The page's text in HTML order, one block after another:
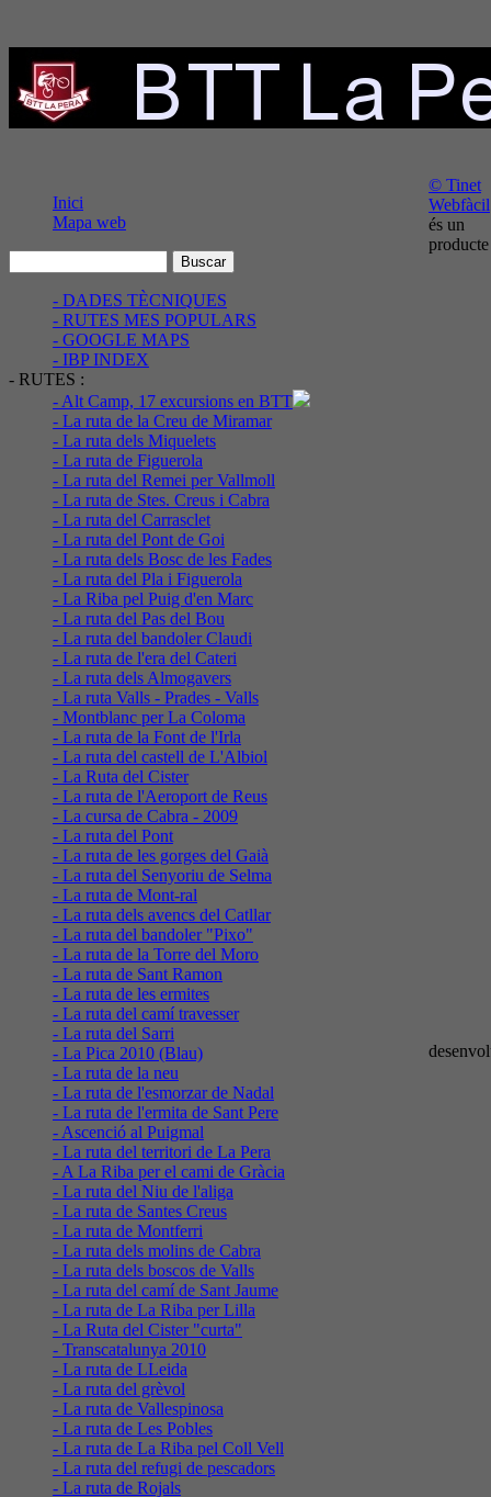
Inici
Mapa web
- DADES TÈCNIQUES
- RUTES MES POPULARS
- GOOGLE MAPS
- IBP INDEX
- RUTES :
- Alt Camp, 17 excursions en BTT
- La ruta de la Creu de Miramar
- La ruta dels Miquelets
- La ruta de Figuerola
- La ruta del Remei per Vallmoll
- La ruta de Stes. Creus i Cabra
- La ruta del Carrasclet
- La ruta del Pont de Goi
- La ruta dels Bosc de les Fades
- La ruta del Pla i Figuerola
- La Riba pel Puig d'en Marc
- La ruta del Pas del Bou
- La ruta del bandoler Claudi
- La ruta de l'era del Cateri
- La ruta dels Almogavers
- La ruta Valls - Prades - Valls
- Montblanc per La Coloma
- La ruta de la Font de l'Irla
- La ruta del castell de L'Albiol
- La Ruta del Cister
- La ruta de l'Aeroport de Reus
- La cursa de Cabra - 2009
- La ruta del Pont
- La ruta de les gorges del Gaià
- La ruta del Senyoriu de Selma
- La ruta de Mont-ral
- La ruta dels avencs del Catllar
- La ruta del bandoler "Pixo"
- La ruta de la Torre del Moro
- La ruta de Sant Ramon
- La ruta de les ermites
- La ruta del camí travesser
- La ruta del Sarri
- La Pica 2010 (Blau)
- La ruta de la neu
- La ruta de l'esmorzar de Nadal
- La ruta de l'ermita de Sant Pere
- Ascenció al Puigmal
- La ruta del territori de La Pera
- A La Riba per el cami de Gràcia
- La ruta del Niu de l'aliga
- La ruta de Santes Creus
- La ruta de Montferri
- La ruta dels molins de Cabra
- La ruta dels boscos de Valls
- La ruta del camí de Sant Jaume
- La ruta de La Riba per Lilla
- La Ruta del Cister "curta"
- Transcatalunya 2010
- La ruta de LLeida
- La ruta del grèvol
- La ruta de Vallespinosa
- La ruta de Les Pobles
- La ruta de La Riba pel Coll Vell
- La ruta del refugi de pescadors
- La ruta de Rojals
© Tinet
Webfàcil
és un
producte